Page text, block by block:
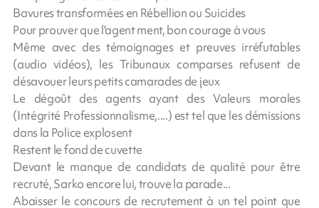
Bavures transformées en Rébellion ou Suicides
Pour prouver que l'agent ment, bon courage à vous
Même avec des témoignages et preuves irréfutables
(audio vidéos), les Tribunaux comparses refusent de
désavouer leurs petits camarades de jeux
Le dégoût des agents ayant des Valeurs morales
(Intégrité Professionnalisme,....) est tel que les démissions
dans la Police explosent
Restent le fond de cuvette
Devant le manque de candidats de qualité pour être
recruté, Sarko encore lui, trouve la parade...
Abaisser le concours de recrutement à un tel point que